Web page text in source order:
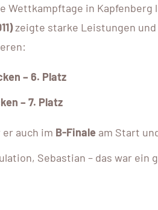
Wettkampftage in
zeigte starke Leistungen
– 6. Platz
– 7. Platz
auch im B-Finale am Start
Sebastian – das war